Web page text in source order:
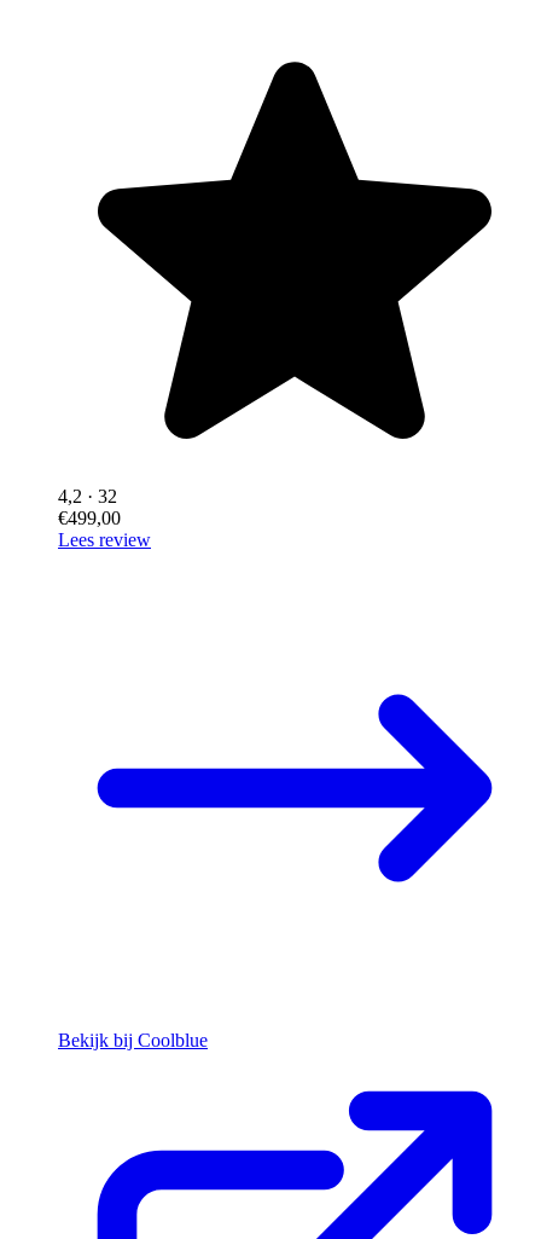
4,2 · 32
€499,00
Lees review
Bekijk bij Coolblue